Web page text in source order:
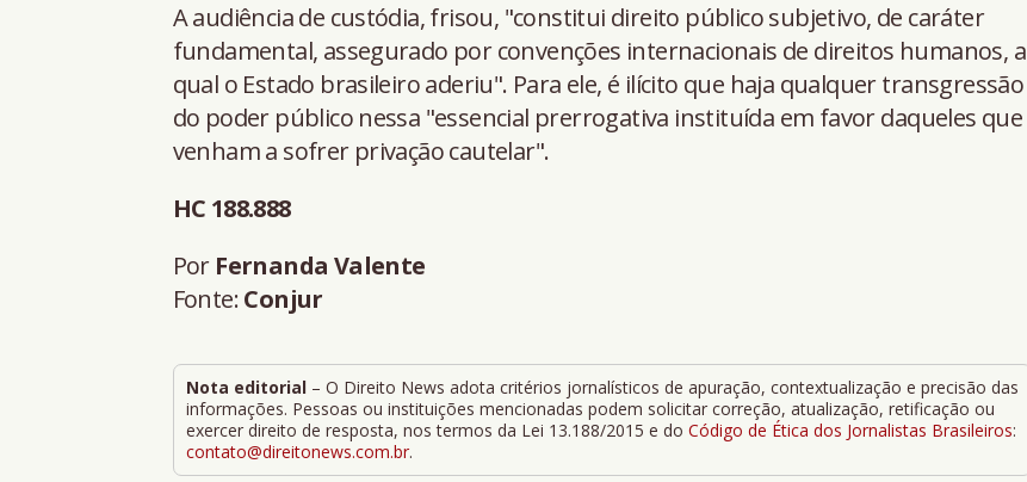
A audiência de custódia, frisou, "constitui direito público subjetivo, de caráter
fundamental, assegurado por convenções internacionais de direitos humanos, a
qual o Estado brasileiro aderiu". Para ele, é ilícito que haja qualquer transgressão
do poder público nessa "essencial prerrogativa instituída em favor daqueles que
venham a sofrer privação cautelar".
HC 188.888
Por Fernanda Valente
Fonte:Conjur
Nota editorial– O Direito News adota critérios jornalísticos de apuração, contextualização e precisão das
informações. Pessoas ou instituições mencionadas podem solicitar correção, atualização, retificação ou
exercer direito de resposta, nos termos da Lei 13.188/2015 e do Código de Ética dos Jornalistas Brasileiros:
contato@direitonews.com.br.